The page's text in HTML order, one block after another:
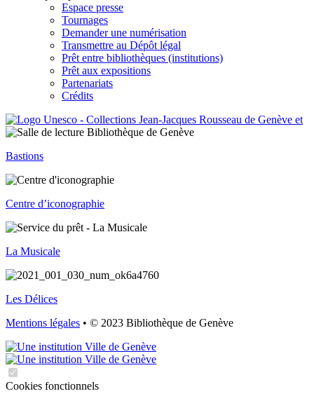
Espace presse
Tournages
Demander une numérisation
Transmettre au Dépôt légal
Prêt entre bibliothèques (institutions)
Prêt aux expositions
Partenariats
Crédits
Bastions
Centre d’iconographie
La Musicale
Les Délices
Mentions légales • © 2023 Bibliothèque de Genève
Cookies fonctionnels